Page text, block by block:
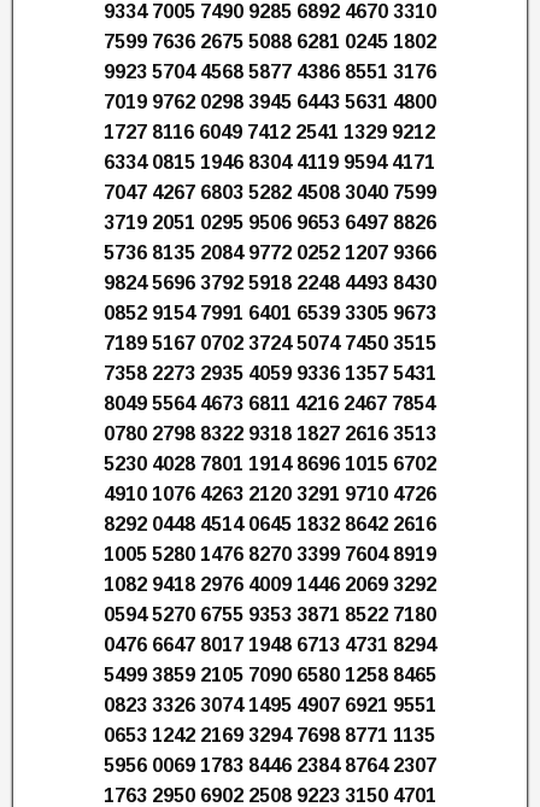
9334 7005 7490 9285 6892 4670 3310
7599 7636 2675 5088 6281 0245 1802
9923 5704 4568 5877 4386 8551 3176
7019 9762 0298 3945 6443 5631 4800
1727 8116 6049 7412 2541 1329 9212
6334 0815 1946 8304 4119 9594 4171
7047 4267 6803 5282 4508 3040 7599
3719 2051 0295 9506 9653 6497 8826
5736 8135 2084 9772 0252 1207 9366
9824 5696 3792 5918 2248 4493 8430
0852 9154 7991 6401 6539 3305 9673
7189 5167 0702 3724 5074 7450 3515
7358 2273 2935 4059 9336 1357 5431
8049 5564 4673 6811 4216 2467 7854
0780 2798 8322 9318 1827 2616 3513
5230 4028 7801 1914 8696 1015 6702
4910 1076 4263 2120 3291 9710 4726
8292 0448 4514 0645 1832 8642 2616
1005 5280 1476 8270 3399 7604 8919
1082 9418 2976 4009 1446 2069 3292
0594 5270 6755 9353 3871 8522 7180
0476 6647 8017 1948 6713 4731 8294
5499 3859 2105 7090 6580 1258 8465
0823 3326 3074 1495 4907 6921 9551
0653 1242 2169 3294 7698 8771 1135
5956 0069 1783 8446 2384 8764 2307
1763 2950 6902 2508 9223 3150 4701